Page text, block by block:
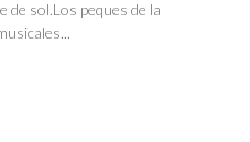
sol.Los peques de la